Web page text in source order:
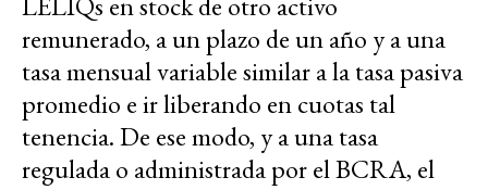
remunerado, a un plazo de un año y a una
tasa mensual variable similar a la tasa pasiva
promedio e ir liberando en cuotas tal
tenencia. De ese modo, y a una tasa
regulada o administrada por el BCRA, el